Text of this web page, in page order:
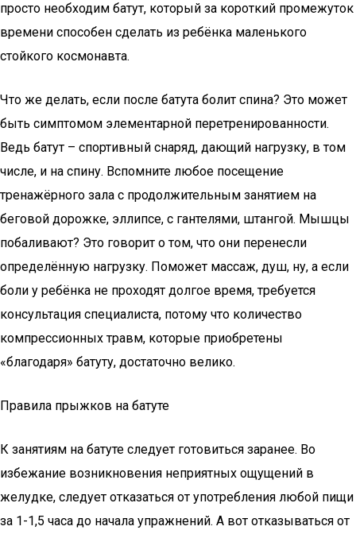
просто необходим батут, который за короткий промежуток
времени способен сделать из ребёнка маленького
стойкого космонавта.
Что же делать, если после батута болит спина? Это может
быть симптомом элементарной перетренированности.
Ведь батут – спортивный снаряд, дающий нагрузку, в том
числе, и на спину. Вспомните любое посещение
тренажёрного зала с продолжительным занятием на
беговой дорожке, эллипсе, с гантелями, штангой. Мышцы
побаливают? Это говорит о том, что они перенесли
определённую нагрузку. Поможет массаж, душ, ну, а если
боли у ребёнка не проходят долгое время, требуется
консультация специалиста, потому что количество
компрессионных травм, которые приобретены
«благодаря» батуту, достаточно велико.
Правила прыжков на батуте
К занятиям на батуте следует готовиться заранее. Во
избежание возникновения неприятных ощущений в
желудке, следует отказаться от употребления любой пищи
за 1-1,5 часа до начала упражнений. А вот отказываться от